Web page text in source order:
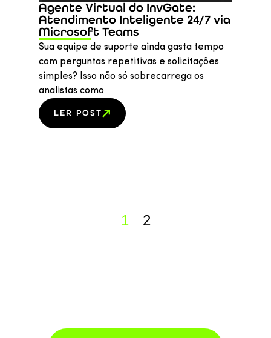
Agente Virtual do InvGate:
Atendimento Inteligente 24/7 via
Microsoft Teams
Sua equipe de suporte ainda gasta tempo
com perguntas repetitivas e solicitações
simples? Isso não só sobrecarrega os
analistas como
LER POST
1 2